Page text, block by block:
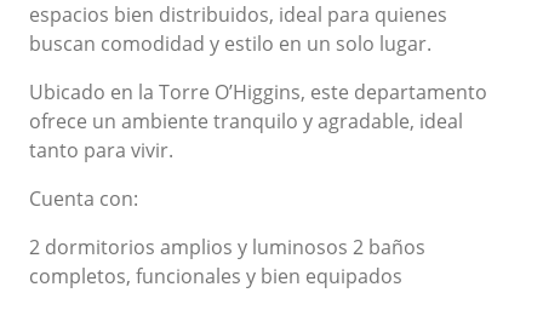
espacios bien distribuidos, ideal para quienes
buscan comodidad y estilo en un solo lugar.
Ubicado en la Torre O’Higgins, este departamento
ofrece un ambiente tranquilo y agradable, ideal
tanto para vivir.
Cuenta con:
2 dormitorios amplios y luminosos 2 baños
completos, funcionales y bien equipados